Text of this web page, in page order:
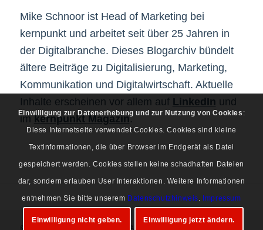
Mike Schnoor ist Head of Marketing bei
kernpunkt und arbeitet seit über 25 Jahren in
der Digitalbranche. Dieses Blogarchiv bündelt
ältere Beiträge zu Digitalisierung, Marketing,
Kommunikation und Digitalwirtschaft. Aktuelle
Inhalte erscheinen vor allem auf LinkedIn und
imkernpunkt Magazin.
© Copyright 1997-2026 Mike Schnoor. Alle Rechte vorbehalten.
Einwilligung zur Datenerhebung und zur Nutzung von Cookies :
Diese Internetseite verwendet Cookies. Cookies sind kleine
Textinformationen, die über Browser im Endgerät als Datei
gespeichert werden. Cookies stellen keine schadhaften Dateien
dar, sondern erlauben User Interaktionen. Weitere Informationen
entnehmen Sie bitte unserem Datenschutzhinweis. Impressum
Einwilligung nicht geben. Einwilligung jetzt ändern.